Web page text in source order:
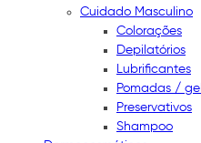
Cuidado Masculino
Colorações
Depilatórios
Lubrificantes
Pomadas / gel
Preservativos
Shampoo